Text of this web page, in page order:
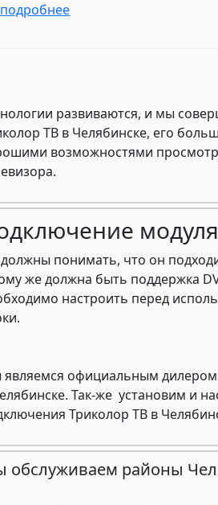
подробнее
развиваются, и мы
ТВ в Челябинске, его
возможностями
понимать, что он
же должна быть поддержка
настроить перед
официальным дилером
Так-же установим и
Триколор ТВ в
обслуживаем районы